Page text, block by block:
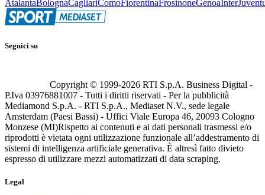
AtalantaBolognaCagliariComoFiorentinaFrosinoneGenoaInter
Seguici su
Copyright © 1999-2026 RTI S.p.A. Business Digital -
P.Iva 03976881007 - Tutti i diritti riservati - Per la pubblicità
Mediamond S.p.A. - RTI S.p.A., Mediaset N.V., sede legale
Amsterdam (Paesi Bassi) - Uffici Viale Europa 46, 20093 Cologno
Monzese (MI)Rispetto ai contenuti e ai dati personali trasmessi e/o
riprodotti è vietata ogni utilizzazione funzionale all’addestramento di
sistemi di intelligenza artificiale generativa. È altresì fatto divieto
espresso di utilizzare mezzi automatizzati di data scraping.
Legal